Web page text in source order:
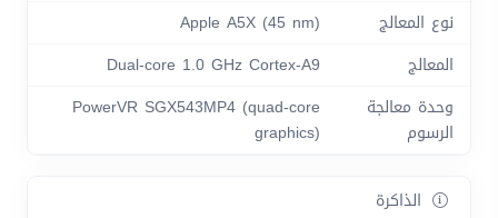
نوع المعالج
Apple A5X (45 nm)
المعالج
Dual-core 1.0 GHz Cortex-A9
وحدة معالجة
الرسوم
PowerVR SGX543MP4 (quad-core
graphics)
الذاكرة